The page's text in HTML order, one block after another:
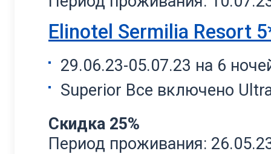
Elinotel Sermilia Resort
29.06.23-05.07.23 на 6
Superior Все включено
Скидка 25%
Период проживания: